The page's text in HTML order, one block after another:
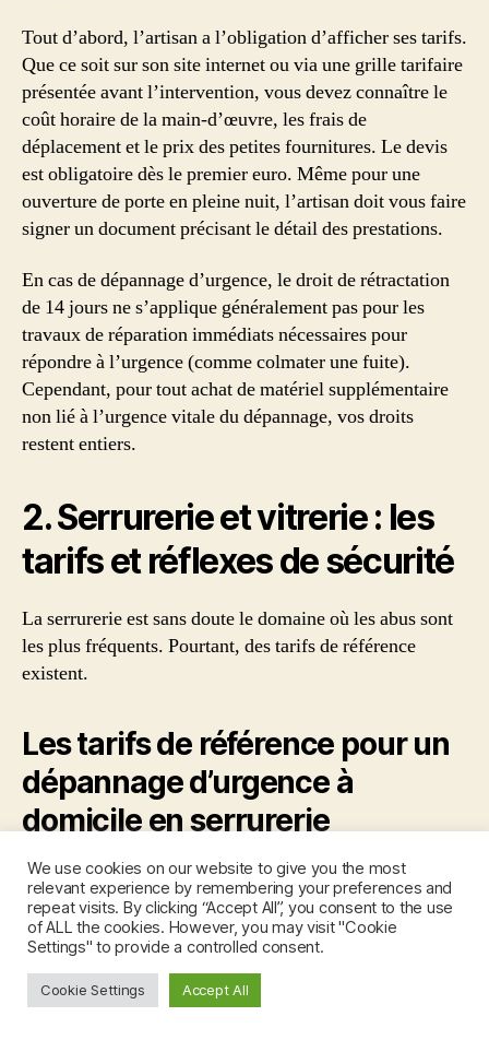
Tout d’abord, l’artisan a l’obligation d’afficher ses tarifs.
Que ce soit sur son site internet ou via une grille tarifaire
présentée avant l’intervention, vous devez connaître le
coût horaire de la main-d’œuvre, les frais de
déplacement et le prix des petites fournitures. Le devis
est obligatoire dès le premier euro. Même pour une
ouverture de porte en pleine nuit, l’artisan doit vous faire
signer un document précisant le détail des prestations.
En cas de dépannage d’urgence, le droit de rétractation
de 14 jours ne s’applique généralement pas pour les
travaux de réparation immédiats nécessaires pour
répondre à l’urgence (comme colmater une fuite).
Cependant, pour tout achat de matériel supplémentaire
non lié à l’urgence vitale du dépannage, vos droits
restent entiers.
2. Serrurerie et vitrerie : les
tarifs et réflexes de sécurité
La serrurerie est sans doute le domaine où les abus sont
les plus fréquents. Pourtant, des tarifs de référence
existent.
Les tarifs de référence pour un
dépannage d’urgence à
domicile en serrurerie
Ouverture de porte claquée : Comptez entre 80 € et 150
€ en journée.
Remplacement de cylindre standard : Entre 150 € et
300 € (matériel inclus).
Majoration soir et week-end : Elle peut varier de 30 %
We use cookies on our website to give you the most
relevant experience by remembering your preferences and
repeat visits. By clicking “Accept All”, you consent to the use
of ALL the cookies. However, you may visit "Cookie
Settings" to provide a controlled consent.
Cookie Settings Accept All